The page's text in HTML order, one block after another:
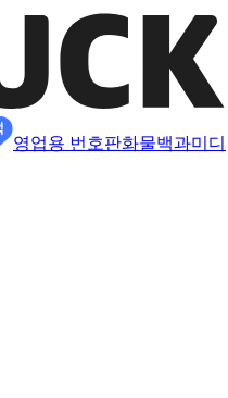
영업용 번호판화물백과미디